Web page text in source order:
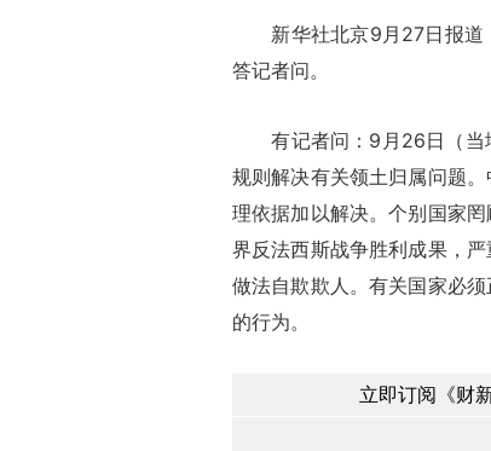
新华社北京9月27日报道
答记者问。
有记者问：9月26日（当
规则解决有关领土归属问题
理依据加以解决。个别国家
界反法西斯战争胜利成果，
做法自欺欺人。有关国家必
的行为。
立即订阅《财